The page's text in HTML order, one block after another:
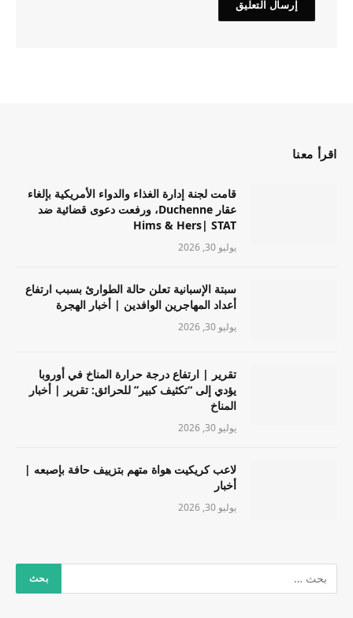
اقرأ معنا
قامت لجنة إدارة الغذاء والدواء الأمريكية بإلغاء
عقار Duchenne، ورفعت دعوى قضائية ضد
Hims & Hers| STAT
يوليو 30, 2026
سبتة الإسبانية تعلن حالة الطوارئ بسبب ارتفاع
أعداد المهاجرين الوافدين | أخبار الهجرة
يوليو 30, 2026
تقرير | ارتفاع درجة حرارة المناخ في أوروبا
يؤدي إلى “تكثيف كبير” للحرائق: تقرير | أخبار
المناخ
يوليو 30, 2026
لاعب كريكيت هواة متهم بتزييف حافة بإصبعه |
أخبار
يوليو 30, 2026